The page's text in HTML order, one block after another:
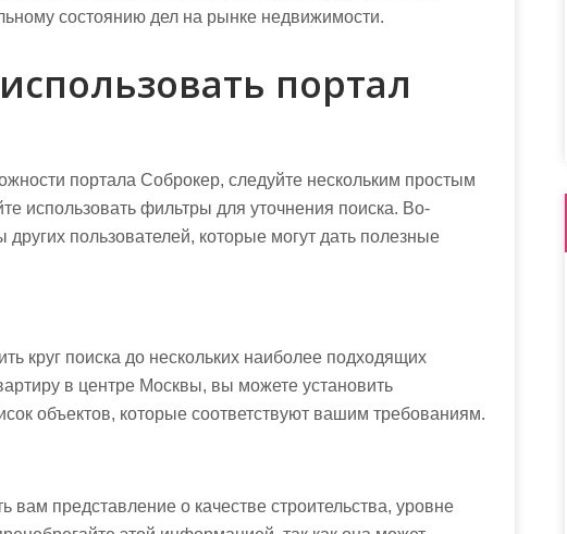
состоянию дел на рынке недвижимости.
портал
портала Соброкер, следуйте нескольким простым
использовать фильтры для уточнения поиска. Во-
пользователей, которые могут дать полезные
круг поиска до нескольких наиболее подходящих
в центре Москвы, вы можете установить
объектов, которые соответствуют вашим требованиям.
вам представление о качестве строительства, уровне